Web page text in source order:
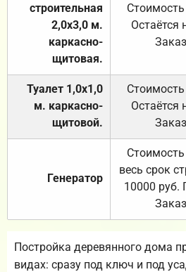
строительная
2,0х3,0 м.
каркасно-
щитовая.
Остаётся
Туалет 1,0х1,0
м. каркасно-
щитовой.
Остаётся
Генератор
весь срок
10000 руб.
Постройка деревянного дома
видах: сразу под ключ и под